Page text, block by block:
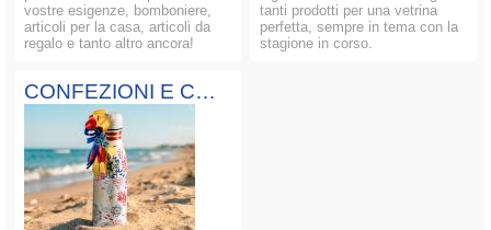
vostre esigenze, bomboniere,
articoli per la casa, articoli da
regalo e tanto altro ancora!
tanti prodotti per una vetrina
perfetta, sempre in tema con la
stagione in corso.
CONFEZIONI E COMPOSIZIONI